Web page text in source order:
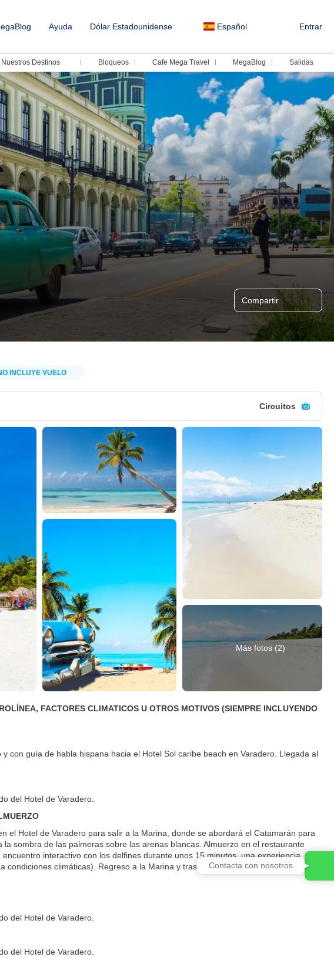
Ayuda Dólar Estadounidense Español Entrar
Nuestros Destinos Bloqueos Cafe Mega Travel MegaBlog Salidas
Compartir
INCLUYE VUELO
Circuitos
Más fotos (2)
FACTORES CLIMATICOS U OTROS MOTIVOS (SIEMPRE INCLUYENDO
con guía de habla hispana hacia el Hotel Sol caribe beach en Varadero. Llegada al
del Hotel de Varadero.
el Hotel de Varadero para salir a la Marina, donde se abordará el Catamarán para
sombra de las palmeras sobre las arenas blancas. Almuerzo en el restaurante
interactivo con los delfines durante unos 15 minutos, una experiencia
condiciones climáticas). Regreso a la Marina y traslado de vuelta al hotel.
del Hotel de Varadero.
del Hotel de Varadero.
Contacta con nosotros